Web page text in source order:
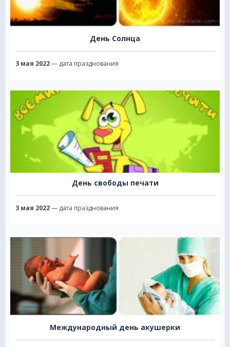
День Солнца
3 мая 2022— дата празднования
День свободы печати
3 мая 2022— дата празднования
Международный день акушерки